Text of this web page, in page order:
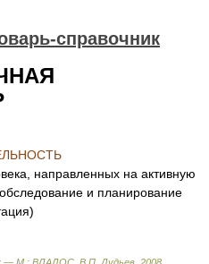
справочник
направленных на активную
и планирование